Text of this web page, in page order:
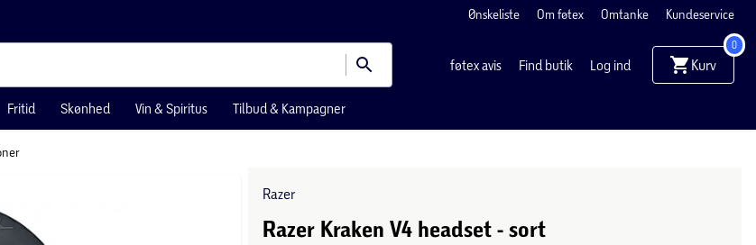
Ønskeliste Om føtex Omtanke Kundeservice
føtex avis Find butik Log ind Kurv
0
Fritid Skønhed Vin & Spiritus Tilbud & Kampagner
Razer
Razer Kraken V4 headset - sort